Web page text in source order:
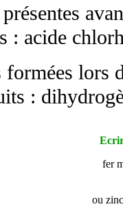
présentes
: acide
formées lors
:
fer
ou